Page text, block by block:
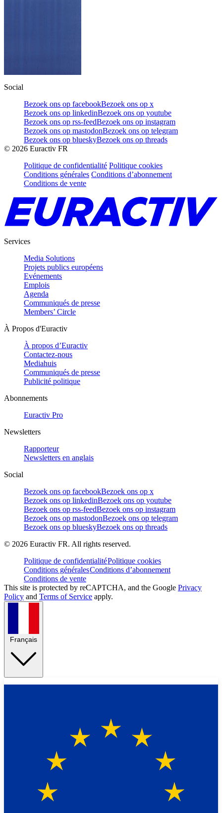
Social
Bezoek ons op facebookBezoek ons op x
Bezoek ons op linkedinBezoek ons op youtube
Bezoek ons op rss-feedBezoek ons op instagram
Bezoek ons op mastodonBezoek ons op telegram
Bezoek ons op blueskyBezoek ons op threads
© 2026 Euractiv FR
Politique de confidentialité Politique cookies
Conditions générales Conditions d’abonnement
Conditions de vente
Services
Media Solutions
Projets publics européens
Evénements
Emplois
Agenda
Communiqués de presse
Members’ Circle
À Propos d'Euractiv
À propos d’Euractiv
Contactez-nous
Mediahuis
Communiqués de presse
Publicité politique
Abonnements
Euractiv Pro
Newsletters
Rapporteur
Newsletters en anglais
Social
Bezoek ons op facebookBezoek ons op x
Bezoek ons op linkedinBezoek ons op youtube
Bezoek ons op rss-feedBezoek ons op instagram
Bezoek ons op mastodonBezoek ons op telegram
Bezoek ons op blueskyBezoek ons op threads
© 2026 Euractiv FR. All rights reserved.
Politique de confidentialitéPolitique cookies
Conditions généralesConditions d’abonnement
Conditions de vente
This site is protected by reCAPTCHA, and the Google Privacy
Policy and Terms of Service apply.
Français